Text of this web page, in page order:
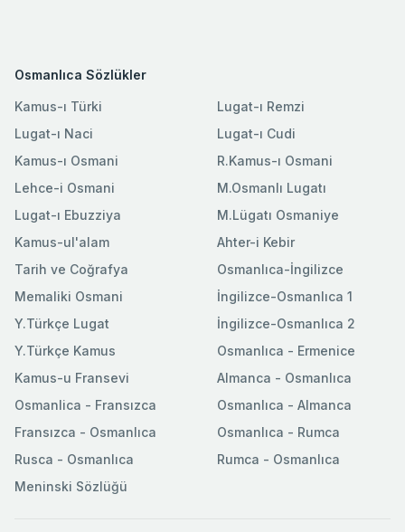
Osmanlıca Sözlükler
Kamus-ı Türki
Lugat-ı Naci
Kamus-ı Osmani
Lehce-i Osmani
Lugat-ı Ebuzziya
Lugat-ı Remzi
Lugat-ı Cudi
R.Kamus-ı Osmani
M.Osmanlı Lugatı
M.Lügatı Osmaniye
Kamus-ul'alam
Tarih ve Coğrafya
Memaliki Osmani
Y.Türkçe Lugat
Y.Türkçe Kamus
Ahter-i Kebir
Osmanlıca-İngilizce
İngilizce-Osmanlıca 1
İngilizce-Osmanlıca 2
Osmanlıca - Ermenice
Kamus-u Fransevi
Osmanlica - Fransızca
Fransızca - Osmanlıca
Rusca - Osmanlıca
Meninski Sözlüğü
Almanca - Osmanlıca
Osmanlıca - Almanca
Osmanlıca - Rumca
Rumca - Osmanlıca